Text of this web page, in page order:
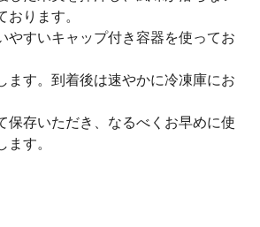
おります。
やすいキャップ付き容器を使ってお
ます。到着後は速やかに冷凍庫にお
保存いただき、なるべくお早めに使
ます。